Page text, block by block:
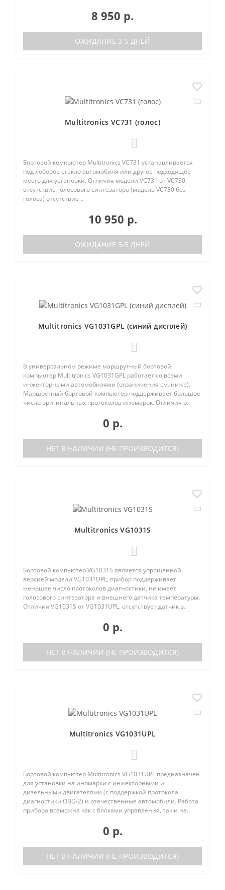
8 950 р.
ОЖИДАНИЕ 3-5 ДНЕЙ
Multitronics VC731 (голос)
Бортовой компьютер Multitronics VC731 устанавливается
под лобовое стекло автомобиля или другое подходящее
место для установки. Отличия модели VC731 от VC730:
отсутствие голосового синтезатора (модель VC730 без
голоса) отсутствие ..
10 950 р.
ОЖИДАНИЕ 3-5 ДНЕЙ
Multitronics VG1031GPL (синий дисплей)
В универсальном режиме маршрутный бортовой
компьютер Multitronics VG1031GPL работает со всеми
инжекторными автомобилями (ограничения см. ниже).
Маршрутный бортовой компьютер поддерживает большое
число оригинальных протоколов иномарок. Отличия р..
0 р.
НЕТ В НАЛИЧИИ (НЕ ПРОИЗВОДИТСЯ)
Multitronics VG1031S
Бортовой компьютер VG1031S является упрощенной
версией модели VG1031UPL, прибор поддерживает
меньшее число протоколов диагностики, не имеет
голосового синтезатора и внешнего датчика температуры.
Отличия VG1031S от VG1031UPL: отсутствует датчик в..
0 р.
НЕТ В НАЛИЧИИ (НЕ ПРОИЗВОДИТСЯ)
Multitronics VG1031UPL
Бортовой компьютер Multitronics VG1031UPL предназначен
для установки на иномарки с инжекторными и
дизельными двигателями (с поддержкой протокола
диагностики OBD-2) и отечественные автомобили. Работа
прибора возможна как с блоками управления, так и на..
0 р.
НЕТ В НАЛИЧИИ (НЕ ПРОИЗВОДИТСЯ)